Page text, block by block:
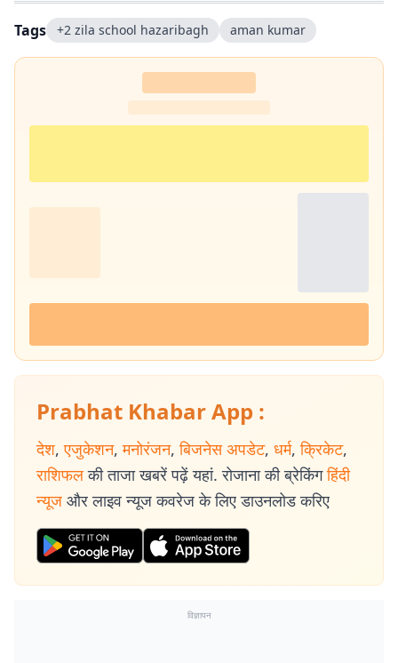
Tags +2 zila school hazaribagh aman kumar
Prabhat Khabar App :
देश, एजुकेशन, मनोरंजन, बिजनेस अपडेट, धर्म, क्रिकेट,
राशिफल की ताजा खबरें पढ़ें यहां. रोजाना की ब्रेकिंग हिंदी
न्यूज और लाइव न्यूज कवरेज के लिए डाउनलोड करिए
विज्ञापन